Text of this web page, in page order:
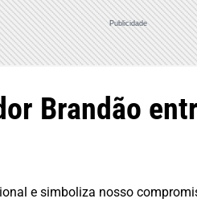
Publicidade
Brandão
e simboliza nosso